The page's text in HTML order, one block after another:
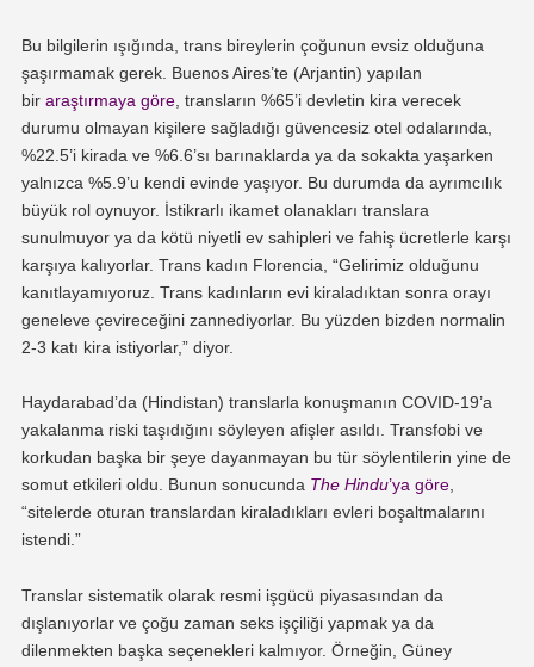
Bu bilgilerin ışığında, trans bireylerin çoğunun evsiz olduğuna
şaşırmamak gerek. Buenos Aires’te (Arjantin) yapılan
bir araştırmaya göre, transların %65’i devletin kira verecek
durumu olmayan kişilere sağladığı güvencesiz otel odalarında,
%22.5’i kirada ve %6.6’sı barınaklarda ya da sokakta yaşarken
yalnızca %5.9’u kendi evinde yaşıyor. Bu durumda da ayrımcılık
büyük rol oynuyor. İstikrarlı ikamet olanakları translara
sunulmuyor ya da kötü niyetli ev sahipleri ve fahiş ücretlerle karşı
karşıya kalıyorlar. Trans kadın Florencia, “Gelirimiz olduğunu
kanıtlayamıyoruz. Trans kadınların evi kiraladıktan sonra orayı
geneleve çevireceğini zannediyorlar. Bu yüzden bizden normalin
2-3 katı kira istiyorlar,” diyor.
Haydarabad’da (Hindistan) translarla konuşmanın COVID-19’a
yakalanma riski taşıdığını söyleyen afişler asıldı. Transfobi ve
korkudan başka bir şeye dayanmayan bu tür söylentilerin yine de
somut etkileri oldu. Bunun sonucunda The Hindu’ya göre,
“sitelerde oturan translardan kiraladıkları evleri boşaltmalarını
istendi.”
Translar sistematik olarak resmi işgücü piyasasından da
dışlanıyorlar ve çoğu zaman seks işçiliği yapmak ya da
dilenmekten başka seçenekleri kalmıyor. Örneğin, Güney